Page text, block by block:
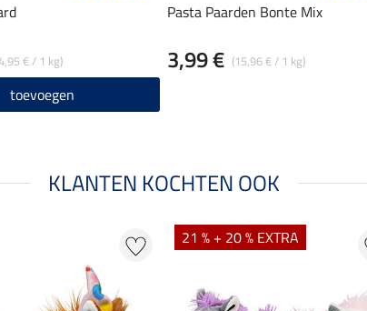
€ / 1 kg)
toevoegen
Pasta Paarden Bonte Mix
(15,96 € / 1 kg)
3,99 €
KLANTEN KOCHTEN OOK
21 % + 20 % EXTRA